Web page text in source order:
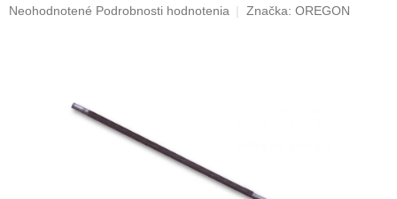
Priemerné
Neohodnotené Podrobnosti hodnotenia Značka: OREGON